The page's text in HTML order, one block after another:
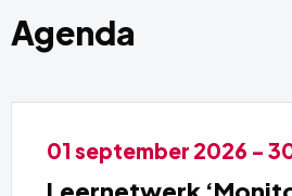
Agenda
01 september 2026 -
Lees